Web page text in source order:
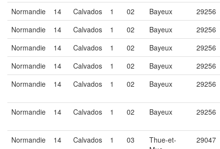
Normandie
14 Calvados 1 02 Bayeux
29256
Normandie
14 Calvados 1 02 Bayeux
29256
Normandie
14 Calvados 1 02 Bayeux
29256
Normandie
14 Calvados 1 02 Bayeux
29256
Normandie
14 Calvados 1 02 Bayeux 29256
Normandie 14 Calvados 1 02 Bayeux 29256
Normandie 14 Calvados 1 03
Thue-et-
29047